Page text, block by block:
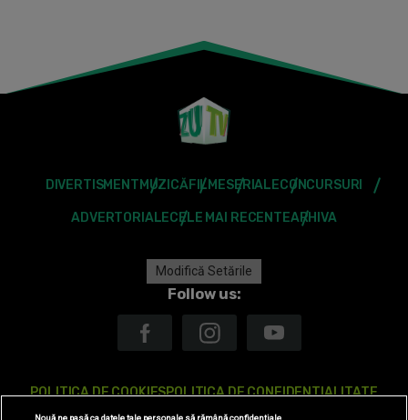
DIVERTISMENT MUZICĂFILMESERIALECONCURSURI
ADVERTORIALECELE MAI RECENTEARHIVA
Modifică Setările
Follow us:
POLITICA DE COOKIESPOLITICA DE CONFIDENTIALITATE
Nouă ne pasă ca datele tale personale să rămână confidențiale